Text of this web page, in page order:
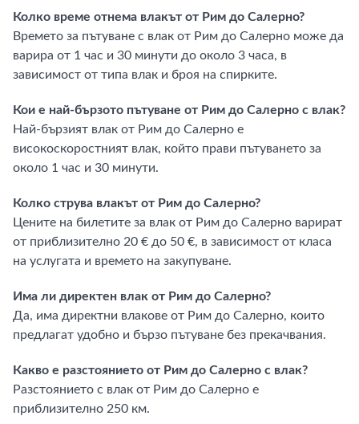
Колко време отнема влакът от Рим до Салерно?
Времето за пътуване с влак от Рим до Салерно може да
варира от 1 час и 30 минути до около 3 часа, в
зависимост от типа влак и броя на спирките.
Кои е най-бързото пътуване от Рим до Салерно с влак?
Най-бързият влак от Рим до Салерно е
високоскоростният влак, който прави пътуването за
около 1 час и 30 минути.
Колко струва влакът от Рим до Салерно?
Цените на билетите за влак от Рим до Салерно варират
от приблизително 20 € до 50 €, в зависимост от класа
на услугата и времето на закупуване.
Има ли директен влак от Рим до Салерно?
Да, има директни влакове от Рим до Салерно, които
предлагат удобно и бързо пътуване без прекачвания.
Какво е разстоянието от Рим до Салерно с влак?
Разстоянието с влак от Рим до Салерно е
приблизително 250 км.